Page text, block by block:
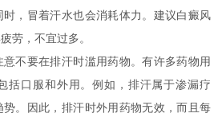
，冒着汗水也会消耗体力。建议白癜风
劳，不宜过多。
要在排汗时滥用药物。有许多药物用
括口服和外用。例如，排汗属于渗漏疗
。因此，排汗时外用药物无效，而且每